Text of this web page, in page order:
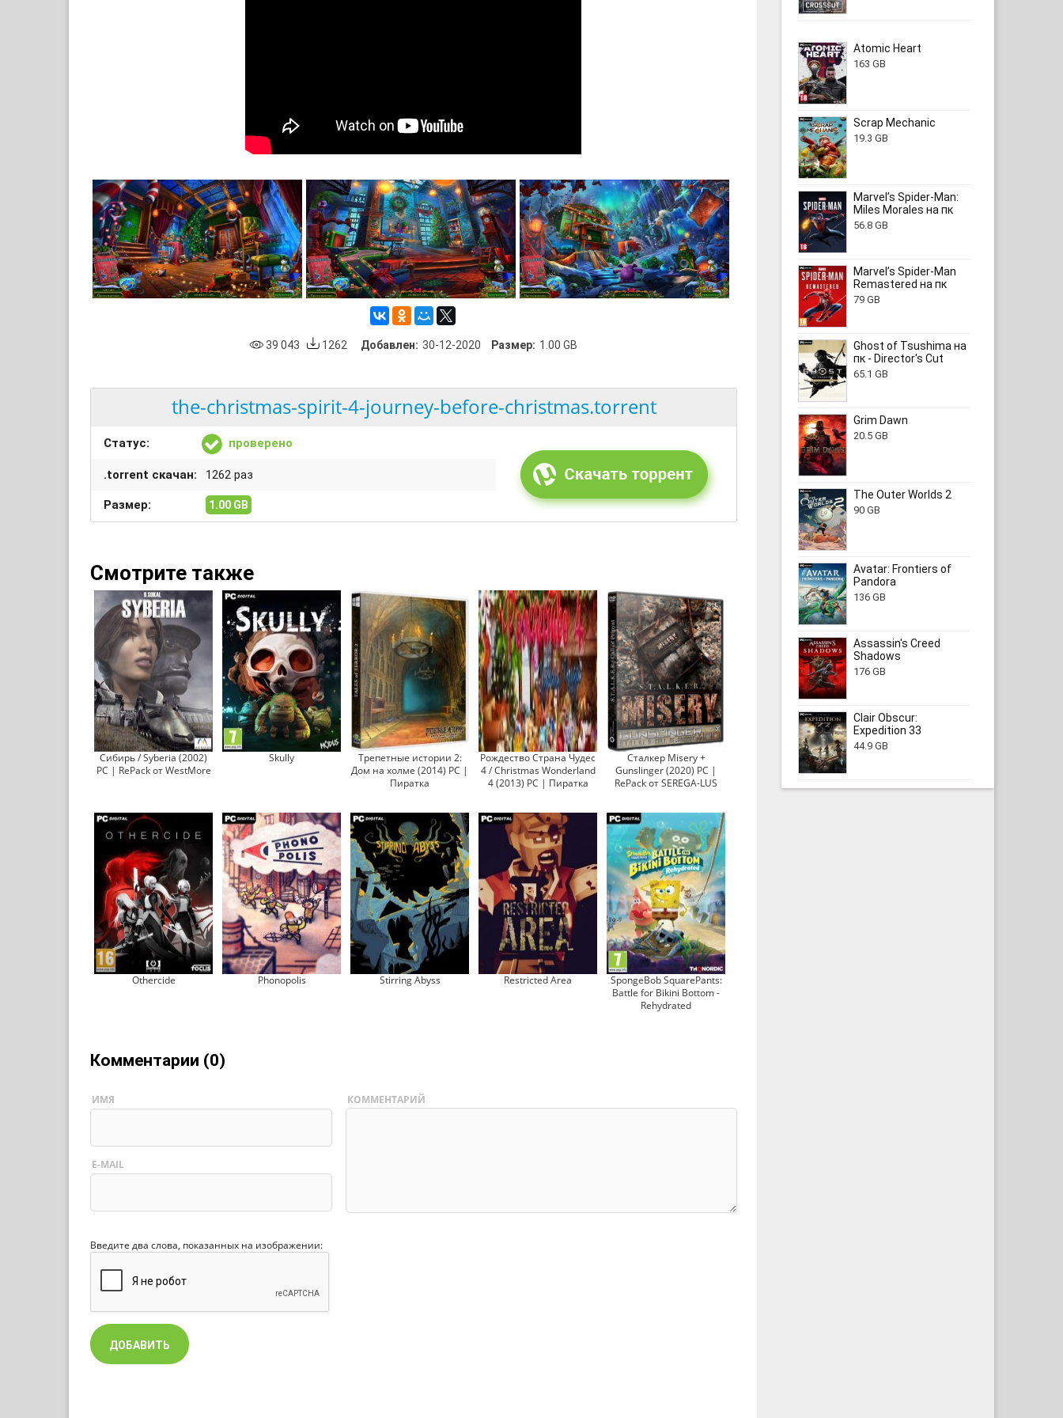
39 043 1262 Добавлен: 30-12-2020 Размер: 1.00 GB
the-christmas-spirit-4-journey-before-christmas.torrent
Статус: проверено
.torrent скачан: 1262 раз
Размер: 1.00 GB
Смотрите также
Сибирь / Syberia (2002)
PC | RePack от WestMore
Skully
Трепетные истории 2:
Дом на холме (2014) PC |
Пиратка
Рождество Страна Чудес
4 / Christmas Wonderland
4 (2013) PC | Пиратка
Сталкер Misery +
Gunslinger (2020) PC |
RePack от SEREGA-LUS
Othercide Phonopolis Stirring Abyss Restricted Area
SpongeBob SquarePants:
Battle for Bikini Bottom -
Rehydrated
Комментарии (0)
ИМЯ
E-MAIL
КОММЕНТАРИЙ
Введите два слова, показанных на изображении:
Atomic Heart
163 GB
Scrap Mechanic
19.3 GB
Marvel’s Spider-Man:
Miles Morales на пк
56.8 GB
Marvel’s Spider-Man
Remastered на пк
79 GB
Ghost of Tsushima на
пк - Director's Cut
65.1 GB
Grim Dawn
20.5 GB
The Outer Worlds 2
90 GB
Avatar: Frontiers of
Pandora
136 GB
Assassin's Creed
Shadows
176 GB
Clair Obscur:
Expedition 33
44.9 GB